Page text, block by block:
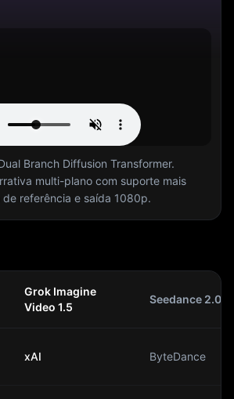
Branch Diffusion Transformer.
multi-plano com suporte mais
referência e saída 1080p.
Grok Imagine
Video 1.5
Seedance 2.0
xAI ByteDance